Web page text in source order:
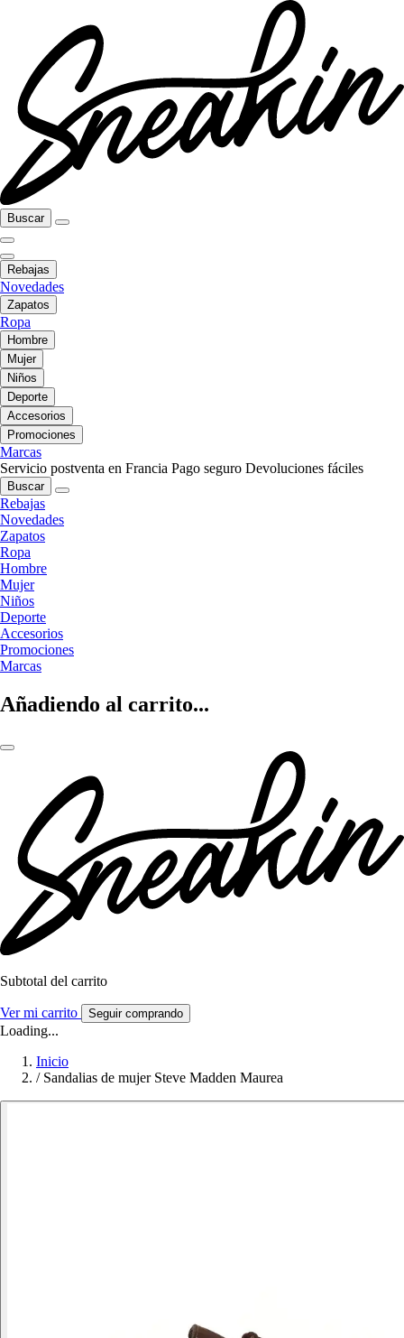
Buscar
Rebajas
Novedades
Zapatos
Ropa
Hombre
Mujer
Niños
Deporte
Accesorios
Promociones
Marcas
Servicio postventa en Francia Pago seguro Devoluciones fáciles
Buscar
Rebajas
Novedades
Zapatos
Ropa
Hombre
Mujer
Niños
Deporte
Accesorios
Promociones
Marcas
Añadiendo al carrito...
Subtotal del carrito
Ver mi carrito Seguir comprando
Loading...
Inicio
/ Sandalias de mujer Steve Madden Maurea